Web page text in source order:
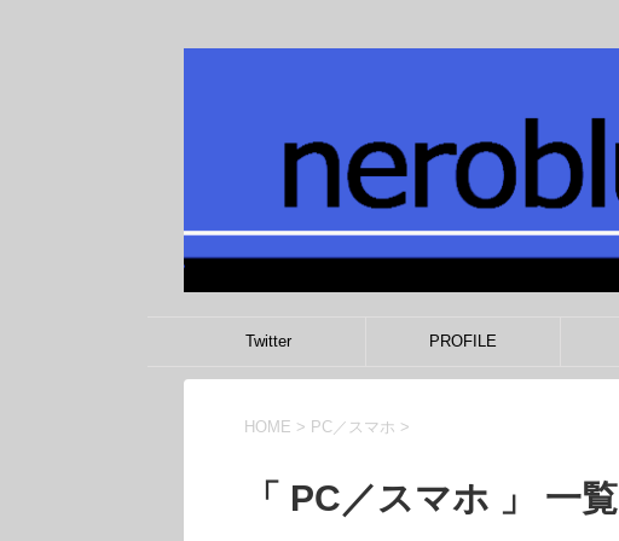
Twitter PROFILE
HOME > PC／スマホ >
「 PC／スマホ 」 一覧